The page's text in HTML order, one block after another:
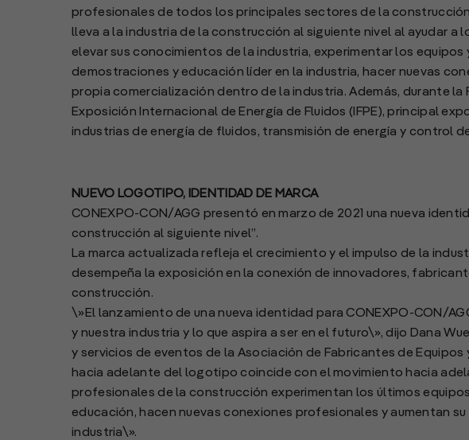
profesionales de todos los principales sectores de la
lleva a la industria de la construcción al siguiente nivel al ayudar a
elevar sus conocimientos de la industria, experimentar los
demostraciones y educación líder en la industria, hacer nuevas
propia comercialización dentro de la industria. Además, durante la
Exposición Internacional de Energía de Fluidos (IFPE), principal
industrias de energía de fluidos, transmisión de energía y control
NUEVO LOGOTIPO, IDENTIDAD DE MARCA
CONEXPO-CON/AGG presentó en marzo de 2021 una nueva
construcción al siguiente nivel”.
La marca actualizada refleja el crecimiento y el impulso de la
desempeña la exposición en la conexión de innovadores,
construcción.
\»El lanzamiento de una nueva identidad para CONEXPO-CON/
y nuestra industria y lo que aspira a ser en el futuro\», dijo Dana
y servicios de eventos de la Asociación de Fabricantes de
hacia adelante del logotipo coincide con el movimiento hacia
profesionales de la construcción experimentan los últimos
educación, hacen nuevas conexiones profesionales y aumentan
industria\».